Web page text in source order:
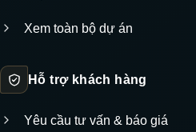
Xem toàn bộ dự án
Hỗ trợ khách hàng
Yêu cầu tư vấn & báo giá